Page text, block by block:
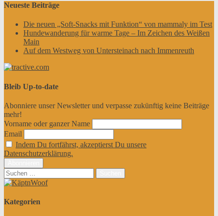
Neueste Beiträge
Die neuen „Soft-Snacks mit Funktion“ von mammaly im Test
Hundewanderung für warme Tage – Im Zeichen des Weißen
Main
Auf dem Westweg von Untersteinach nach Immenreuth
Bleib Up-to-date
Abonniere unser Newsletter und verpasse zukünftig keine Beiträge
mehr!
Vorname oder ganzer Name
Email
Indem Du fortfährst, akzeptierst Du unsere
Datenschutzerklärung.
Suchen
nach:
Kategorien